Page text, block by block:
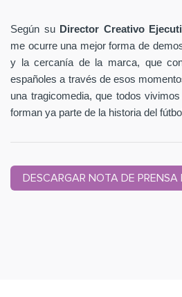
Según su Director Creativo
me ocurre una mejor forma de
y la cercanía de la marca, que
españoles a través de esos
una tragicomedia, que todos
forman ya parte de la historia del
DESCARGAR NOTA DE PRENSA